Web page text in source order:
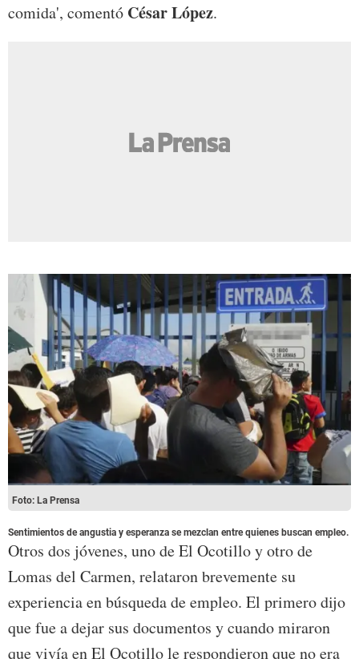
comida', comentó César López.
Foto: La Prensa
Sentimientos de angustia y esperanza se mezclan entre quienes buscan empleo.
Otros dos jóvenes, uno de El Ocotillo y otro de
Lomas del Carmen, relataron brevemente su
experiencia en búsqueda de empleo. El primero dijo
que fue a dejar sus documentos y cuando miraron
que vivía en El Ocotillo le respondieron que no era